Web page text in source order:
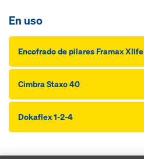
En uso
Encofrado de pilares Framax Xlife
Cimbra Staxo 40
Dokaflex 1-2-4